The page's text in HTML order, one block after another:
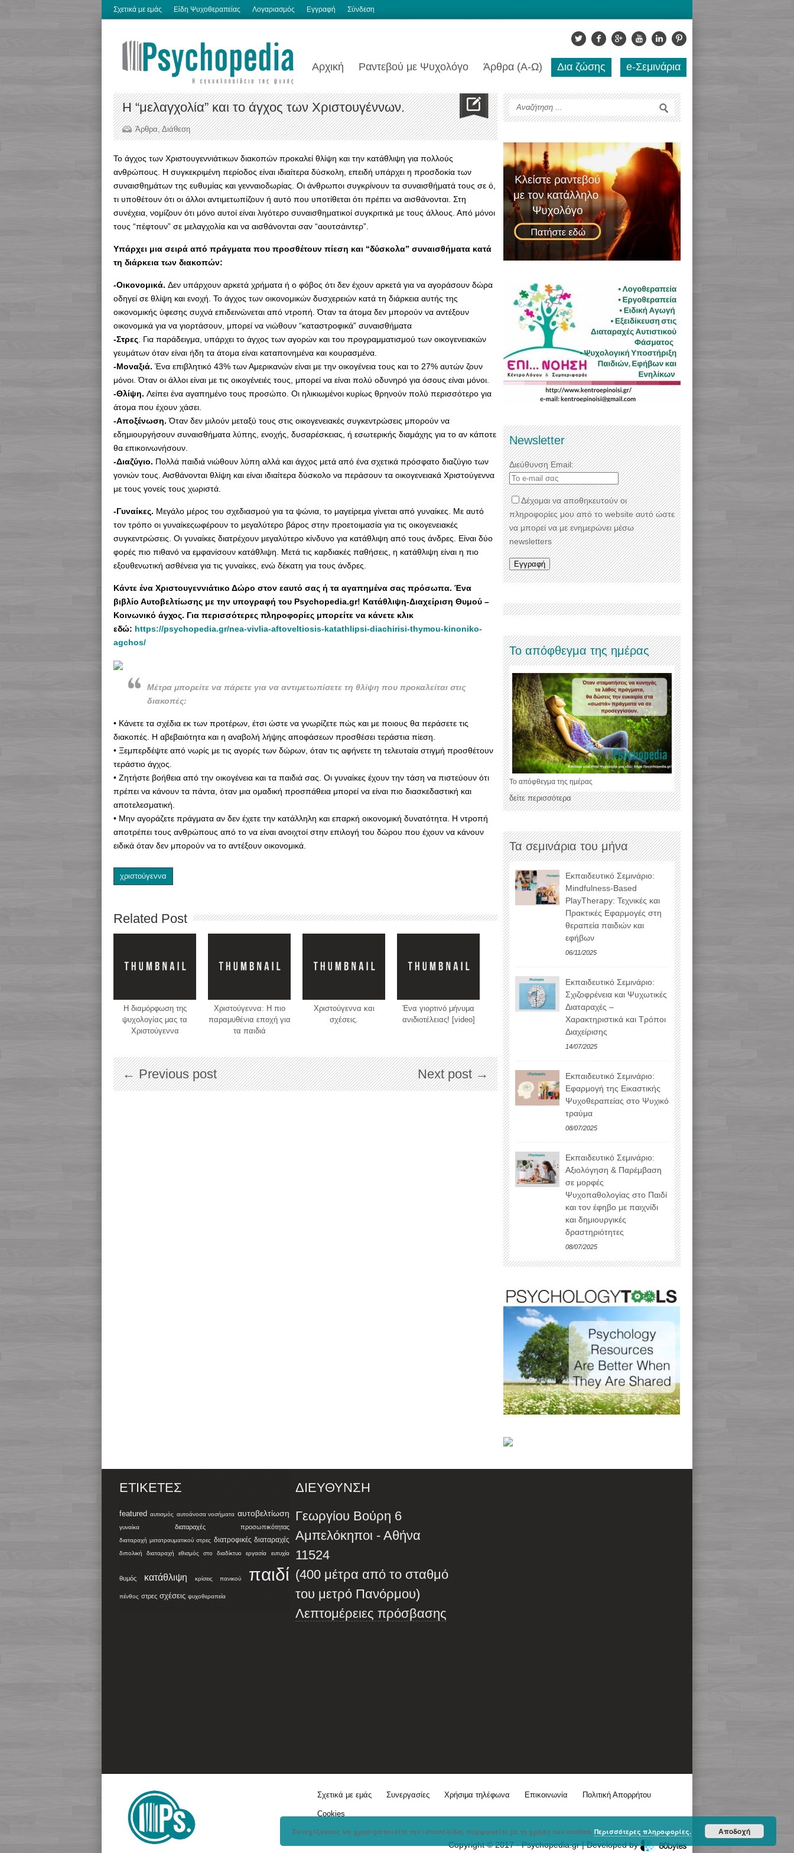
Σχετικά με εμάς Είδη Ψυχοθεραπείας Λογαριασμός Εγγραφή Σύνδεση
Αρχική Ραντεβού με Ψυχολόγο Άρθρα (Α-Ω) Δια ζώσης e-Σεμινάρια
Η “μελαγχολία” και το άγχος των Χριστουγέννων.
Άρθρα,Διάθεση
Το άγχος των Xριστουγεννιάτικων διακοπών προκαλεί θλίψη και την κατάθλιψη για πολλούς
ανθρώπους. Η συγκεκριμένη περίοδος είναι ιδιαίτερα δύσκολη, επειδή υπάρχει η προσδοκία των
συναισθημάτων της ευθυμίας και γενναιοδωρίας. Οι άνθρωποι συγκρίνουν τα συναισθήματά τους σε ό,
τι υποθέτουν ότι οι άλλοι αντιμετωπίζουν ή αυτό που υποτίθεται ότι πρέπει να αισθάνονται. Στη
συνέχεια, νομίζουν ότι μόνο αυτοί είναι λιγότερο συναισθηματικοί συγκριτικά με τους άλλους. Από μόνοι
τους “πέφτουν” σε μελαγχολία και να αισθάνονται σαν “αουτσάιντερ”.
Υπάρχει μια σειρά από πράγματα που προσθέτουν πίεση και “δύσκολα” συναισθήματα κατά
τη διάρκεια των διακοπών:
-Οικονομικά. Δεν υπάρχουν αρκετά χρήματα ή ο φόβος ότι δεν έχουν αρκετά για να αγοράσουν δώρα
οδηγεί σε θλίψη και ενοχή. Το άγχος των οικονομικών δυσχερειών κατά τη διάρκεια αυτής της
οικονομικής ύφεσης συχνά επιδεινώνεται από ντροπή. Όταν τα άτομα δεν μπορούν να αντέξουν
οικονομικά για να γιορτάσουν, μπορεί να νιώθουν “καταστροφικά” συναισθήματα
-Στρες . Για παράδειγμα, υπάρχει το άγχος των αγορών και του προγραμματισμού των οικογενειακών
γευμάτων όταν είναι ήδη τα άτομα είναι καταπονημένα και κουρασμένα.
-Μοναξιά. Ένα επιβλητικό 43% των Αμερικανών είναι με την οικογένεια τους και το 27% αυτών ζουν
μόνοι. Όταν οι άλλοι είναι με τις οικογένειές τους, μπορεί να είναι πολύ οδυνηρό για όσους είναι μόνοι.
-Θλίψη. Λείπει ένα αγαπημένο τους προσώπο. Οι ηλικιωμένοι κυρίως θρηνούν πολύ περισσότερο για
άτομα που έχουν χάσει.
-Αποξένωση. Όταν δεν μιλούν μεταξύ τους στις οικογενειακές συγκεντρώσεις μπορούν να
εδημιουργήσουν συναισθήματα λύπης, ενοχής, δυσαρέσκειας, ή εσωτερικής διαμάχης για το αν κάποτε
θα επικοινωνήσουν.
-Διαζύγιο. Πολλά παιδιά νιώθουν λύπη αλλά και άγχος μετά από ένα σχετικά πρόσφατο διαζύγιο των
γονιών τους. Αισθάνονται θλίψη και είναι ιδιαίτερα δύσκολο να περάσουν τα οικογενειακά Χριστούγεννα
με τους γονείς τους χωριστά.
-Γυναίκες. Μεγάλο μέρος του σχεδιασμού για τα ψώνια, το μαγείρεμα γίνεται από γυναίκες. Με αυτό
τον τρόπο οι γυναίκεςωφέρουν το μεγαλύτερο βάρος στην προετοιμασία για τις οικογενειακές
συγκεντρώσεις. Οι γυναίκες διατρέχουν μεγαλύτερο κίνδυνο για κατάθλιψη από τους άνδρες. Είναι δύο
φορές πιο πιθανό να εμφανίσουν κατάθλιψη. Μετά τις καρδιακές παθήσεις, η κατάθλιψη είναι η πιο
εξουθενωτική ασθένεια για τις γυναίκες, ενώ δέκατη για τους άνδρες.
Κάντε ένα Χριστουγεννιάτικο Δώρο στον εαυτό σας ή τα αγαπημένα σας πρόσωπα. Ένα
βιβλίο Αυτοβελτίωσης με την υπογραφή του Psychopedia.gr! Κατάθλιψη-Διαχείριση Θυμού –
Κοινωνικό άγχος. Για περισσότερες πληροφορίες μπορείτε να κάνετε κλικ
εδώ: https://psychopedia.gr/nea-vivlia-aftoveltiosis-katathlipsi-diachirisi-thymou-kinoniko-
agchos/
Mέτρα μπορείτε να πάρετε για να αντιμετωπίσετε τη θλίψη που προκαλείται στις
διακοπές:
• Κάνετε τα σχέδια εκ των προτέρων, έτσι ώστε να γνωρίζετε πώς και με ποιους θα περάσετε τις
διακοπές. Η αβεβαιότητα και η αναβολή λήψης αποφάσεων προσθέσει τεράστια πίεση.
• Ξεμπερδέψτε από νωρίς με τις αγορές των δώρων, όταν τις αφήνετε τη τελευταία στιγμή προσθέτουν
τεράστιο άγχος.
• Ζητήστε βοήθεια από την οικογένεια και τα παιδιά σας. Οι γυναίκες έχουν την τάση να πιστεύουν ότι
πρέπει να κάνουν τα πάντα, όταν μια ομαδική προσπάθεια μπορεί να είναι πιο διασκεδαστική και
αποτελεσματική.
• Μην αγοράζετε πράγματα αν δεν έχετε την κατάλληλη και επαρκή οικονομική δυνατότητα. Η ντροπή
αποτρέπει τους ανθρώπους από το να είναι ανοιχτοί στην επιλογή του δώρου που έχουν να κάνουν
ειδικά όταν δεν μπορούν να το αντέξουν οικονομικά.
χριστούγεννα
Related Post
Η διαμόρφωση της
ψυχολογίας μας τα
Χριστούγεννα
Χριστούγεννα: H πιο
παραμυθένια εποχή για
τα παιδιά
Χριστούγεννα και
σχέσεις.
Ένα γιορτινό μήνυμα
ανιδιοτέλειας! [video]
← Previous post Next post →
Newsletter
Διεύθυνση Email:
Δέχομαι να αποθηκευτούν οι
πληροφορίες μου από το website αυτό ώστε
να μπορεί να με ενημερώνει μέσω
newsletters
Το απόφθεγμα της ημέρας
Το απόφθεγμα της ημέρας
δείτε περισσότερα
Τα σεμινάρια του μήνα
Εκπαιδευτικό Σεμινάριο:
Mindfulness-Based
PlayTherapy: Τεχνικές και
Πρακτικές Εφαρμογές στη
θεραπεία παιδιών και
εφήβων
06/11/2025
Εκπαιδευτικό Σεμινάριο:
Σχιζοφρένεια και Ψυχωτικές
Διαταραχές –
Χαρακτηριστικά και Τρόποι
Διαχείρισης
14/07/2025
Εκπαιδευτικό Σεμινάριο:
Εφαρμογή της Εικαστικής
Ψυχοθεραπείας στο Ψυχικό
τραύμα
08/07/2025
Εκπαιδευτικό Σεμινάριο:
Αξιολόγηση & Παρέμβαση
σε μορφές
Ψυχοπαθολογίας στο Παιδί
και τον έφηβο με παιχνίδι
και δημιουργικές
δραστηριότητες
08/07/2025
ΕΤΙΚΈΤΕΣ
featured αυτισμός αυτοάνοσα νοσήματα αυτοβελτίωση
γυναίκα διαταραχές προσωπικότητας
διαταραχή μετατραυματικού στρες διατροφικές διαταραχές
διπολική διαταραχή εθισμός στο διαδίκτυο εργασία ευτυχία
θυμός κατάθλιψη κρίσεις πανικού παιδί
πένθος στρες σχέσεις ψυχοθεραπεία
ΔΙΕΥΘΥΝΣΗ
Γεωργίου Βούρη 6
Αμπελόκηποι - Αθήνα
11524
(400 μέτρα από το σταθμό
του μετρό Πανόρμου)
Λεπτομέρειες πρόσβασης
Σχετικά με εμάς Συνεργασίες Χρήσιμα τηλέφωνα Επικοινωνία Πολιτική Απορρήτου
Cookies
Copyright © 2017 - Psychopedia.gr | Developed by
Συνεχίζοντας να χρησιμοποιείτε την ιστοσελίδα, συμφωνείτε με τη χρήση των cookies. Περισσότερες πληροφορίες. Αποδοχή